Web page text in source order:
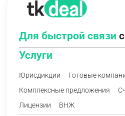
Услуги
Юрисдикции
Готовые
Комплексные предложения
Лицензии
ВНЖ
Для быстрой связи